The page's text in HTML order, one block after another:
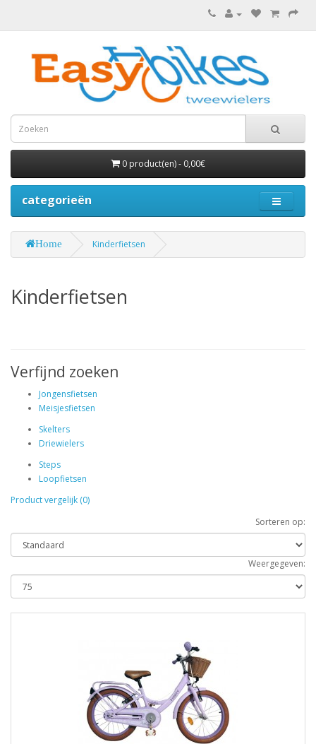
0 product(en) - 0,00€
categorieën
Home Kinderfietsen
Kinderfietsen
Verfijnd zoeken
Jongensfietsen
Meisjesfietsen
Skelters
Driewielers
Steps
Loopfietsen
Product vergelijk (0)
Sorteren op:
Weergegeven: